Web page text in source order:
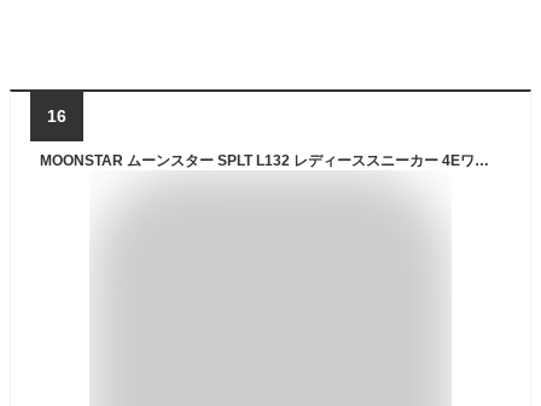
16
MOONSTAR ムーンスター SPLT L132 レディーススニーカー 4Eワイド幅広 サプリスト つま先ゆったり 洗えるインソール 4cm4時間防水設計 ライトグレー ブラウン トープ ワイン パープル /ST